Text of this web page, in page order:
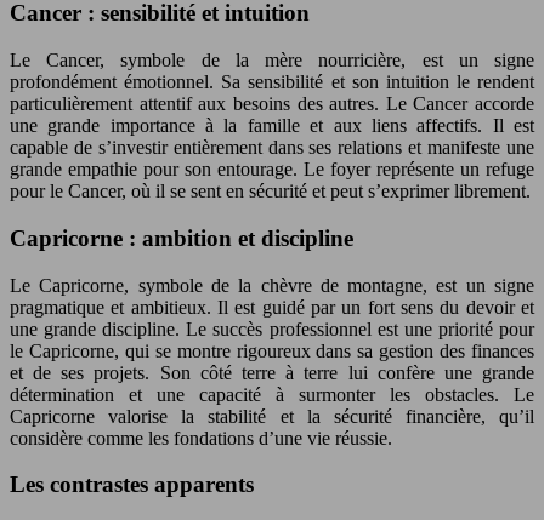
Cancer : sensibilité et intuition
Le Cancer, symbole de la mère nourricière, est un signe
profondément émotionnel. Sa sensibilité et son intuition le rendent
particulièrement attentif aux besoins des autres. Le Cancer accorde
une grande importance à la famille et aux liens affectifs. Il est
capable de s’investir entièrement dans ses relations et manifeste une
grande empathie pour son entourage. Le foyer représente un refuge
pour le Cancer, où il se sent en sécurité et peut s’exprimer librement.
Capricorne : ambition et discipline
Le Capricorne, symbole de la chèvre de montagne, est un signe
pragmatique et ambitieux. Il est guidé par un fort sens du devoir et
une grande discipline. Le succès professionnel est une priorité pour
le Capricorne, qui se montre rigoureux dans sa gestion des finances
et de ses projets. Son côté terre à terre lui confère une grande
détermination et une capacité à surmonter les obstacles. Le
Capricorne valorise la stabilité et la sécurité financière, qu’il
considère comme les fondations d’une vie réussie.
Les contrastes apparents